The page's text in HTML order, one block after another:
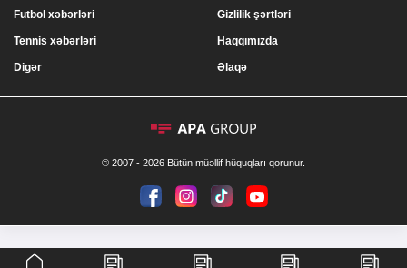
Futbol xəbərləri
Tennis xəbərləri
Digər
Gizlilik şərtləri
Haqqımızda
Əlaqə
© 2007 - 2026 Bütün müəllif hüquqları qorunur.